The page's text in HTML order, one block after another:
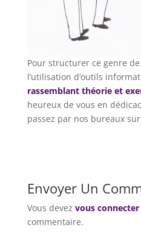
Pour structurer ce genre
l’utilisation d’outils
rassemblant théorie et
heureux de vous en
passez par nos bureaux
Envoyer Un
Vous devez vous connecter
commentaire.